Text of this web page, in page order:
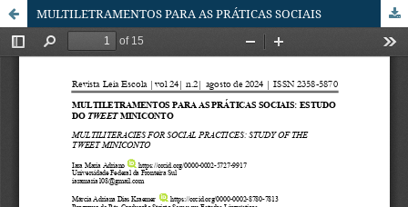
MULTILETRAMENTOS PARA AS PRÁTICAS SOCIAIS